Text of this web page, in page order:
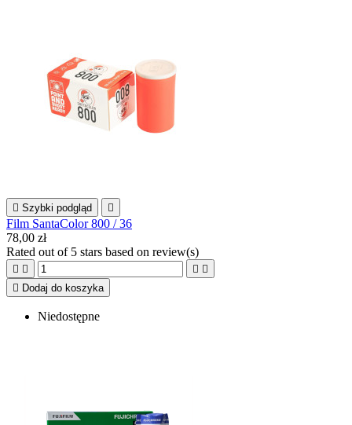
 Szybki podgląd 
Film SantaColor 800 / 36
78,00 zł
Rated out of 5 stars based on review(s)
   
 Dodaj do koszyka
Niedostępne